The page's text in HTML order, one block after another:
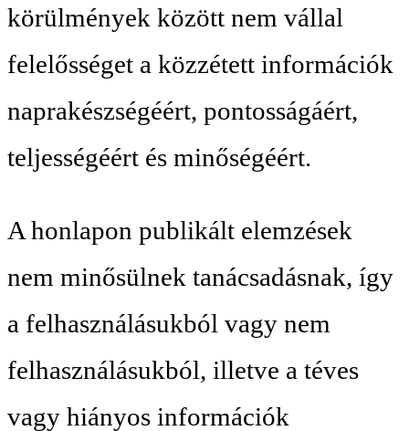
körülmények között nem vállal
felelősséget a közzétett információk
naprakészségéért, pontosságáért,
teljességéért és minőségéért.
A honlapon publikált elemzések
nem minősülnek tanácsadásnak, így
a felhasználásukból vagy nem
felhasználásukból, illetve a téves
vagy hiányos információk